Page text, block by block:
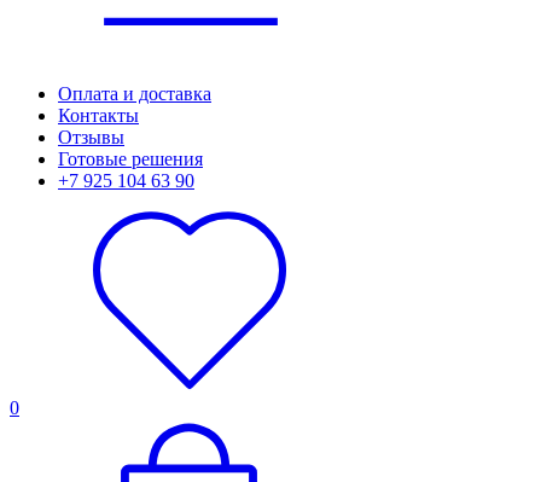
Оплата и доставка
Контакты
Отзывы
Готовые решения
+7 925 104 63 90
0